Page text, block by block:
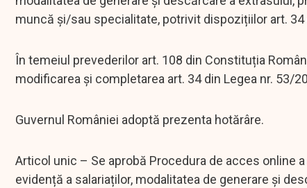
muncă și/sau specialitate, potrivit dispozițiilor art.
În temeiul prevederilor art. 108 din Constituția
modificarea și completarea art. 34 din Legea nr. 53/
Guvernul României adoptă prezenta hotărâre.
Articol unic – Se aprobă Procedura de acces online
evidență a salariaților, modalitatea de generare și